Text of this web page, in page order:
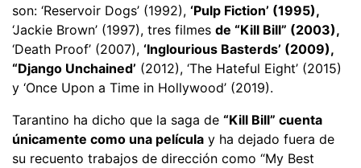
son: ‘Reservoir Dogs’ (1992), ‘Pulp Fiction’ (1995),
‘Jackie Brown’ (1997), tres filmes de “Kill Bill” (2003),
‘Death Proof’ (2007), ‘Inglourious Basterds’ (2009),
“Django Unchained’ (2012), ‘The Hateful Eight’ (2015)
y ‘Once Upon a Time in Hollywood’ (2019).
Tarantino ha dicho que la saga de “Kill Bill” cuenta
únicamente como una película y ha dejado fuera de
su recuento trabajos de dirección como “My Best